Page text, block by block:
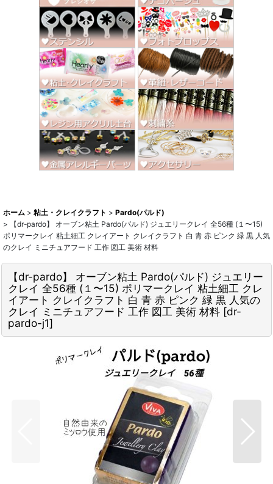
ホーム > 粘土・クレイクラフト > Pardo(パルド)
>
【dr-pardo】 オーブン粘土 Pardo(パルド) ジュエリークレイ 全56種 (１〜15)
ポリマークレイ 粘土細工 クレイアート クレイクラフト 白 青 赤 ピンク 緑 黒 人気
のクレイ ミニチュアフード 工作 図工 美術 材料
【dr-pardo】 オーブン粘土 Pardo(パルド) ジュエリー
クレイ 全56種 (１〜15) ポリマークレイ 粘土細工 クレ
イアート クレイクラフト 白 青 赤 ピンク 緑 黒 人気の
クレイ ミニチュアフード 工作 図工 美術 材料 [dr-
pardo-j1]